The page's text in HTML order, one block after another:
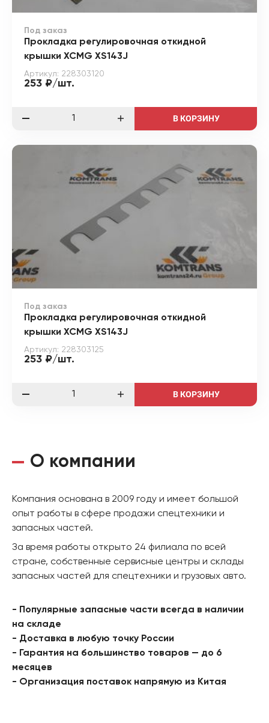
Под заказ
Прокладка регулировочная откидной
крышки XCMG XS143J
Артикул: 228303120
253 ₽/шт.
В КОРЗИНУ
Под заказ
Прокладка регулировочная откидной
крышки XCMG XS143J
Артикул: 228303125
253 ₽/шт.
В КОРЗИНУ
О компании
Компания основана в 2009 году и имеет большой
опыт работы в сфере продажи спецтехники и
запасных частей.
За время работы открыто 24 филиала по всей
стране, собственные сервисные центры и склады
запасных частей для спецтехники и грузовых авто.
- Популярные запасные части всегда в наличии
на складе
- Доставка в любую точку России
- Гарантия на большинство товаров — до 6
месяцев
- Организация поставок напрямую из Китая